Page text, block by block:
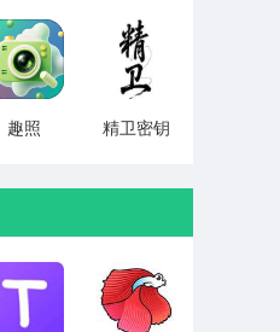
v1.0.1
趣照
精卫密钥